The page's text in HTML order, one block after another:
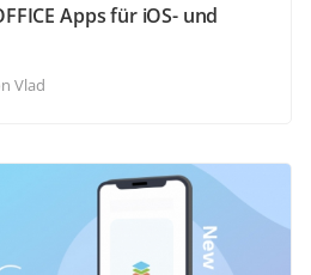
Apps für iOS- und
Vlad